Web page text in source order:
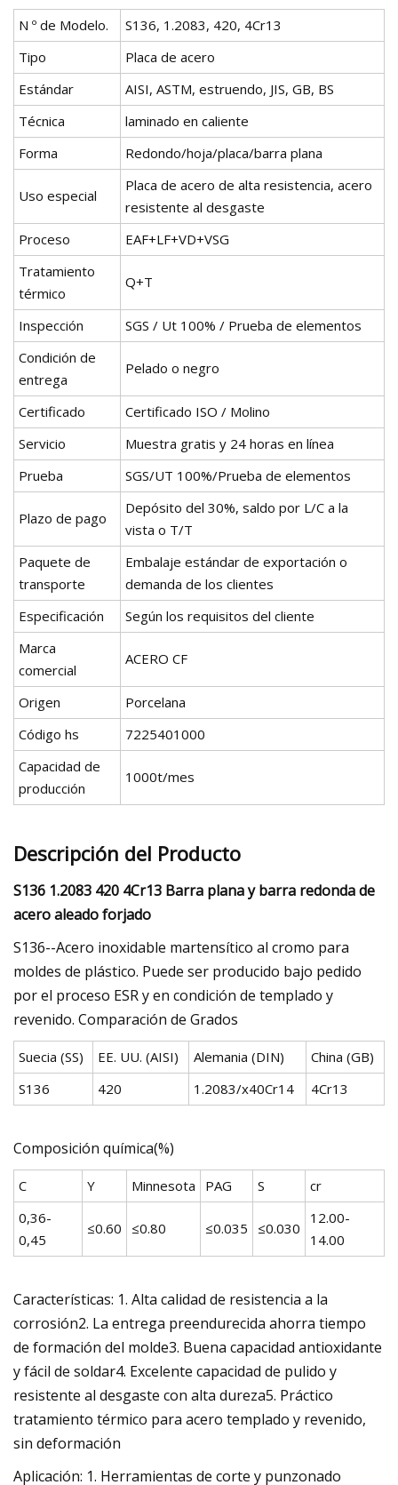
N º de Modelo.
S136, 1.2083, 420, 4Cr13
Tipo
Placa de acero
Estándar
AISI, ASTM, estruendo, JIS, GB, BS
Técnica
laminado en caliente
Forma
Redondo/hoja/placa/barra plana
Uso especial
Placa de acero de alta resistencia, acero
resistente al desgaste
Proceso
EAF+LF+VD+VSG
Tratamiento
térmico
Q+T
Inspección
SGS / Ut 100% / Prueba de elementos
Condición de
entrega
Pelado o negro
Certificado
Certificado ISO / Molino
Servicio
Muestra gratis y 24 horas en línea
Prueba
SGS/UT 100%/Prueba de elementos
Plazo de pago
Depósito del 30%, saldo por L/C a la
vista o T/T
Paquete de
transporte
Embalaje estándar de exportación o
demanda de los clientes
Especificación
Según los requisitos del cliente
Marca
comercial
ACERO CF
Origen
Porcelana
Código hs
7225401000
Capacidad de
producción
1000t/mes
Descripción del Producto
S136 1.2083 420 4Cr13 Barra plana y barra redonda de
acero aleado forjado
S136--Acero inoxidable martensítico al cromo para
moldes de plástico. Puede ser producido bajo pedido
por el proceso ESR y en condición de templado y
revenido. Comparación de Grados
Suecia (SS) EE. UU. (AISI) Alemania (DIN)
China (GB)
S136
420 1.2083/x40Cr14 4Cr13
Composición química(%)
C Y Minnesota PAG S
cr
0,36-
0,45
≤0.60 ≤0.80 ≤0.035 ≤0.030
12.00-
14.00
Características: 1. Alta calidad de resistencia a la
corrosión2. La entrega preendurecida ahorra tiempo
de formación del molde3. Buena capacidad antioxidante
y fácil de soldar4. Excelente capacidad de pulido y
resistente al desgaste con alta dureza5. Práctico
tratamiento térmico para acero templado y revenido,
sin deformación
Aplicación: 1. Herramientas de corte y punzonado